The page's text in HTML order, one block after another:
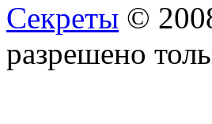
Секреты ©
разрешено